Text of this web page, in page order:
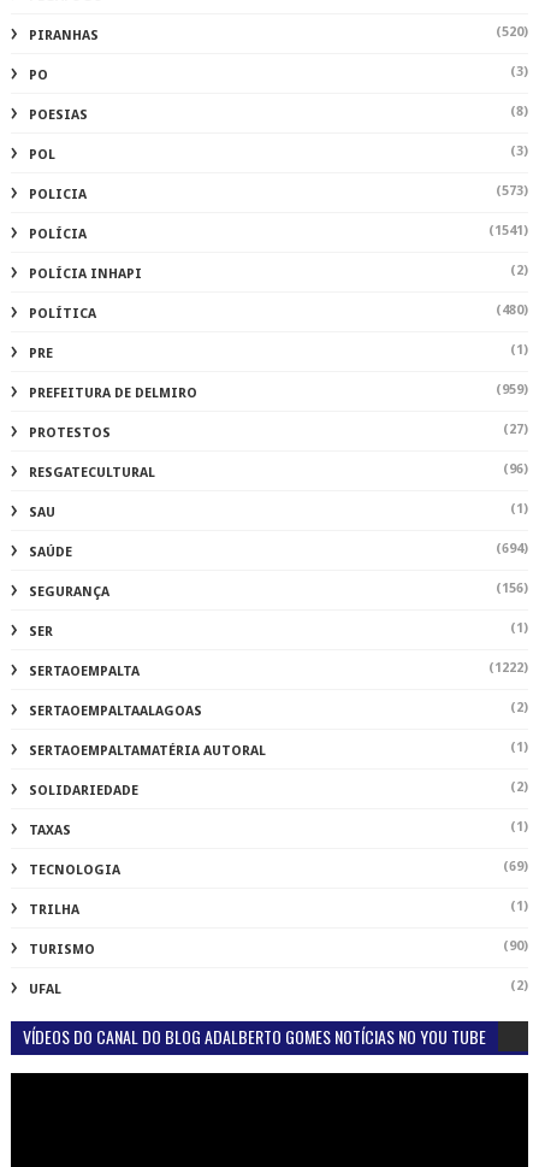
PIRANHAS (520)
PO (3)
POESIAS (8)
POL (3)
POLICIA (573)
POLÍCIA (1541)
POLÍCIA INHAPI (2)
POLÍTICA (480)
PRE (1)
PREFEITURA DE DELMIRO (959)
PROTESTOS (27)
RESGATECULTURAL (96)
SAU (1)
SAÚDE (694)
SEGURANÇA (156)
SER (1)
SERTAOEMPALTA (1222)
SERTAOEMPALTAALAGOAS (2)
SERTAOEMPALTAMATÉRIA AUTORAL (1)
SOLIDARIEDADE (2)
TAXAS (1)
TECNOLOGIA (69)
TRILHA (1)
TURISMO (90)
UFAL (2)
VÍDEOS DO CANAL DO BLOG ADALBERTO GOMES NOTÍCIAS NO YOU TUBE